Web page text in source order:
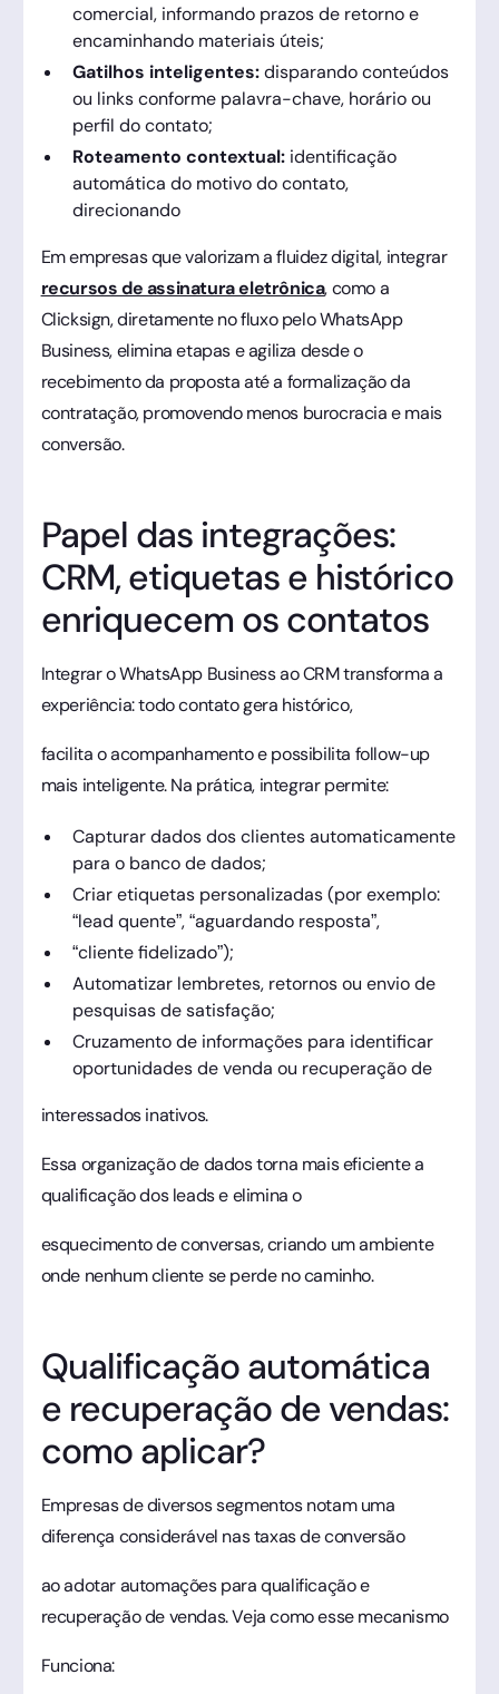
comercial, informando prazos de retorno e
encaminhando materiais úteis;
Gatilhos inteligentes:disparando conteúdos
ou links conforme palavra-chave, horário ou
perfil do contato;
Roteamento contextual: identificação
automática do motivo do contato,
direcionando
Em empresas que valorizam a fluidez digital, integrar
recursos de assinatura eletrônica, como a
Clicksign, diretamente no fluxo pelo WhatsApp
Business, elimina etapas e agiliza desde o
recebimento da proposta até a formalização da
contratação, promovendo menos burocracia e mais
conversão.
Papel das integrações:
CRM, etiquetas e histórico
enriquecem os contatos
Integrar o WhatsApp Business ao CRM transforma a
experiência: todo contato gera histórico,
facilita o acompanhamento e possibilita follow-up
mais inteligente. Na prática, integrar permite:
Capturar dados dos clientes automaticamente
para o banco de dados;
Criar etiquetas personalizadas (por exemplo:
“lead quente”, “aguardando resposta”,
“cliente fidelizado”);
Automatizar lembretes, retornos ou envio de
pesquisas de satisfação;
Cruzamento de informações para identificar
oportunidades de venda ou recuperação de
interessados inativos.
Essa organização de dados torna mais eficiente a
qualificação dos leads e elimina o
esquecimento de conversas, criando um ambiente
onde nenhum cliente se perde no caminho.
Qualificação automática
e recuperação de vendas:
como aplicar?
Empresas de diversos segmentos notam uma
diferença considerável nas taxas de conversão
ao adotar automações para qualificação e
recuperação de vendas. Veja como esse mecanismo
Funciona: